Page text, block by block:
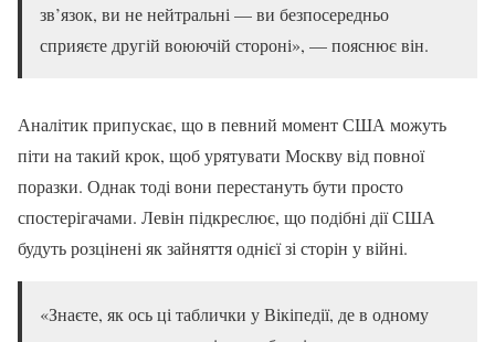
зв’язок, ви не нейтральні — ви безпосередньо
сприяєте другій воюючій стороні», — пояснює він.
Аналітик припускає, що в певний момент США можуть
піти на такий крок, щоб урятувати Москву від повної
поразки. Однак тоді вони перестануть бути просто
спостерігачами. Левін підкреслює, що подібні дії США
будуть розцінені як зайняття однієї зі сторін у війні.
«Знаєте, як ось ці таблички у Вікіпедії, де в одному